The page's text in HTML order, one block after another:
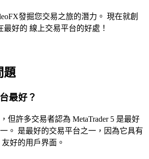
發掘您交易之旅的潛力。 現在就創
好的 線上交易平台的好處！
題
最好？
但許多交易者認為 MetaTrader 5 是最好
。 是最好的交易平台之一，因為它具有
好的用戶界面。